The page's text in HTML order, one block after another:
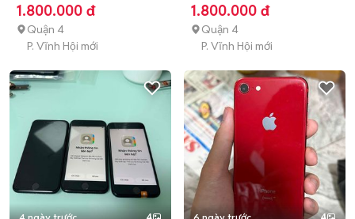
hành
1.800.000 đ
Quận 4
P. Vĩnh Hội mới
hành
1.800.000 đ
Quận 4
P. Vĩnh Hội mới